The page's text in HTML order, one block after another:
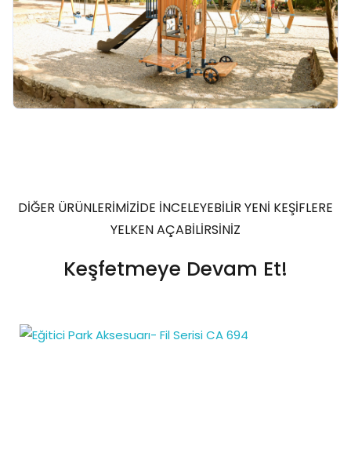
DİĞER ÜRÜNLERİMİZİDE İNCELEYEBİLİR YENİ KEŞİFLERE
YELKEN AÇABİLİRSİNİZ
Keşfetmeye Devam Et!